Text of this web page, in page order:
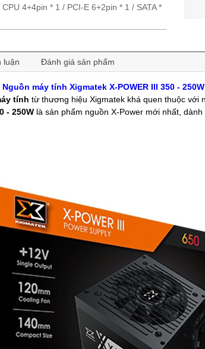
4+4pin * 1 / PCI-E 6+2pin * 1 / SATA *
luận Đánh giá sản phẩm
Nguồn máy tính Xigmatek X-POWER III 350 -
tính từ thương hiệu Xigmatek khá quen thuộc với
- 250W là sản phẩm nguồn X-Power mới nhất,